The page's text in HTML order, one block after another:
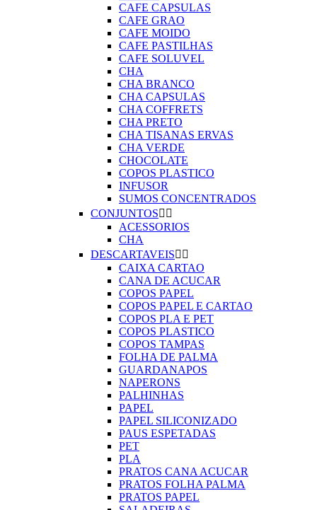
CAFE CAPSULAS
CAFE GRAO
CAFE MOIDO
CAFE PASTILHAS
CAFE SOLUVEL
CHA
CHA BRANCO
CHA CAPSULAS
CHA COFFRETS
CHA PRETO
CHA TISANAS ERVAS
CHA VERDE
CHOCOLATE
COPOS PLASTICO
INFUSOR
SUMOS CONCENTRADOS
CONJUNTOS 
ACESSORIOS
CHA
DESCARTAVEIS 
CAIXA CARTAO
CANA DE ACUCAR
COPOS PAPEL
COPOS PAPEL E CARTAO
COPOS PLA E PET
COPOS PLASTICO
COPOS TAMPAS
FOLHA DE PALMA
GUARDANAPOS
NAPERONS
PALHINHAS
PAPEL
PAPEL SILICONIZADO
PAUS ESPETADAS
PET
PLA
PRATOS CANA ACUCAR
PRATOS FOLHA PALMA
PRATOS PAPEL